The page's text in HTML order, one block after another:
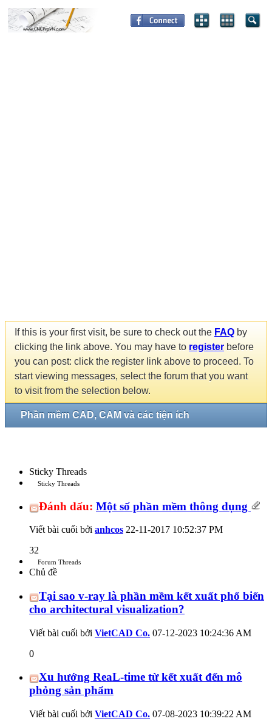
If this is your first visit, be sure to check out the FAQ by
clicking the link above. You may have to register before
you can post: click the register link above to proceed. To
start viewing messages, select the forum that you want
to visit from the selection below.
Phần mềm CAD, CAM và các tiện ích
Sticky Threads
Sticky Threads
Đánh dấu: Một số phần mềm thông dụng
Viết bài cuối bởi anhcos 22-11-2017 10:52:37 PM
32
Forum Threads
Chủ đề
Tại sao v-ray là phần mềm kết xuất phổ biến
cho architectural visualization?
Viết bài cuối bởi VietCAD Co. 07-12-2023 10:24:36 AM
0
Xu hướng ReaL-time từ kết xuất đến mô
phỏng sản phẩm
Viết bài cuối bởi VietCAD Co. 07-08-2023 10:39:22 AM